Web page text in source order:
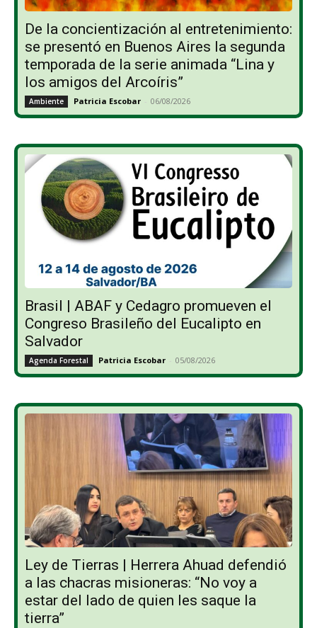
De la concientización al entretenimiento:
se presentó en Buenos Aires la segunda
temporada de la serie animada “Lina y
los amigos del Arcoíris”
Ambiente Patricia Escobar - 06/08/2026
Brasil | ABAF y Cedagro promueven el
Congreso Brasileño del Eucalipto en
Salvador
Agenda Forestal Patricia Escobar - 05/08/2026
Ley de Tierras | Herrera Ahuad defendió
a las chacras misioneras: “No voy a
estar del lado de quien les saque la
tierra”